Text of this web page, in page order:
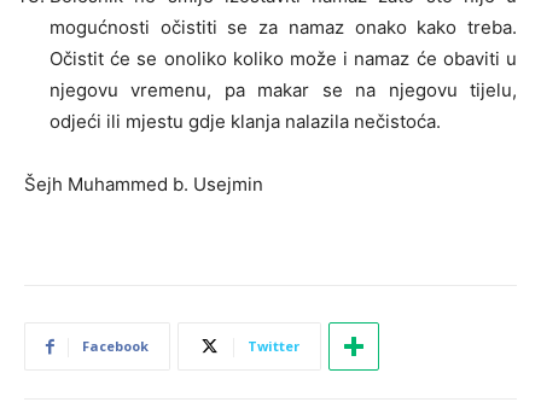
mogućnosti očistiti se za namaz onako kako treba.
Očistit će se onoliko koliko može i namaz će obaviti u
njegovu vremenu, pa makar se na njegovu tijelu,
odjeći ili mjestu gdje klanja nalazila nečistoća.
Šejh Muhammed b. Usejmin
Facebook Twitter